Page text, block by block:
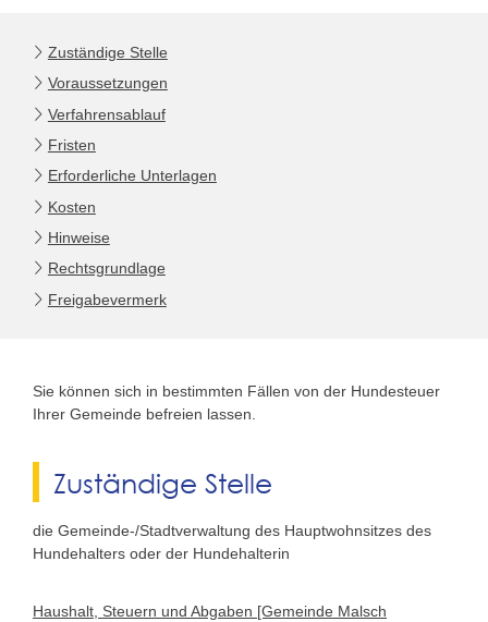
Zuständige Stelle
Voraussetzungen
Verfahrensablauf
Fristen
Erforderliche Unterlagen
Kosten
Hinweise
Rechtsgrundlage
Freigabevermerk
Sie können sich in bestimmten Fällen von der Hundesteuer
Ihrer Gemeinde befreien lassen.
Zuständige Stelle
die Gemeinde-/Stadtverwaltung des Hauptwohnsitzes des
Hundehalters oder der Hundehalterin
Haushalt, Steuern und Abgaben [Gemeinde Malsch